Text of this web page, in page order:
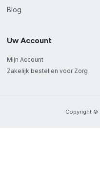
Blog
Uw Account
Mijn Account
Zakelijk bestellen voor Zorg
Copyright ©